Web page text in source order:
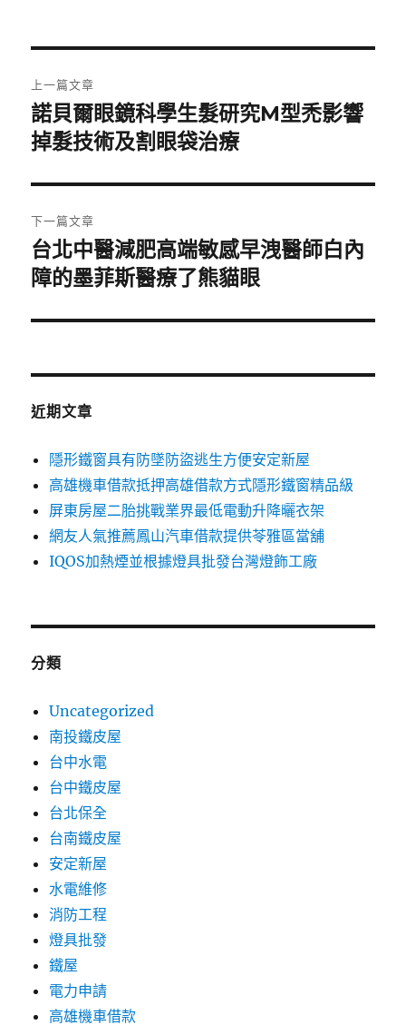
章
導
覽
上一篇文章
上
一
文
章:
諾貝爾眼鏡科學生髮研究M型禿影響
掉髮技術及割眼袋治療
下一篇文章
下
一
文
台北中醫減肥高端敏感早洩醫師白內
障的墨菲斯醫療了熊貓眼
近期文章
隱形鐵窗具有防墜防盜逃生方便安定新屋
高雄機車借款抵押高雄借款方式隱形鐵窗精品級
屏東房屋二胎挑戰業界最低電動升降曬衣架
網友人氣推薦鳳山汽車借款提供苓雅區當舖
IQOS加熱煙並根據燈具批發台灣燈飾工廠
分類
Uncategorized
南投鐵皮屋
台中水電
台中鐵皮屋
台北保全
台南鐵皮屋
安定新屋
水電維修
消防工程
燈具批發
鐵屋
電力申請
高雄機車借款